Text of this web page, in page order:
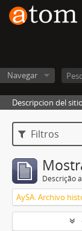
Navegar
Descripcion del sitio
Filtros
Descrição
AySA. Archivo